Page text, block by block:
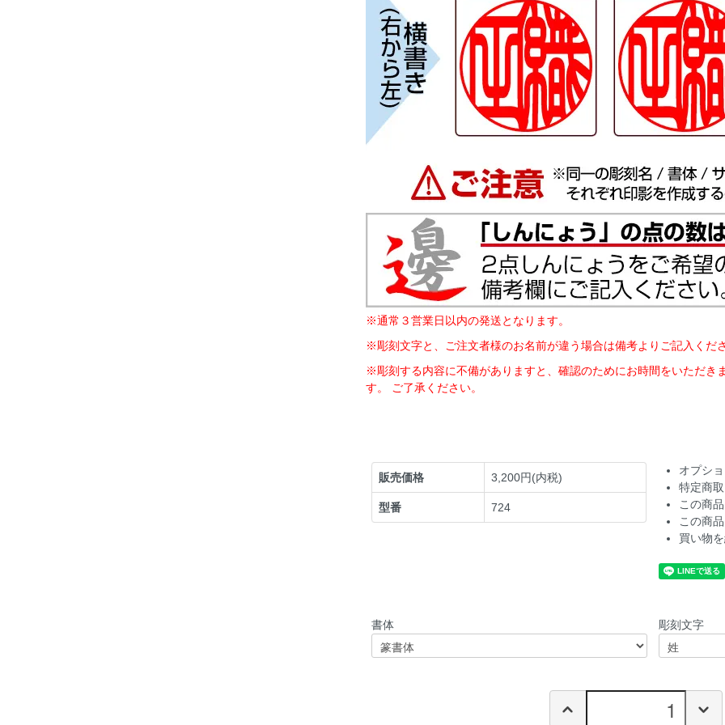
※通常３営業日以内の発送となります。
※彫刻文字と、ご注文者様のお名前が違う場合は備考よりご記入くだ
※彫刻する内容に不備がありますと、確認のためにお時間をいただき
す。 ご了承ください。
販売価格 3,200円(内税)
型番 724
オプシ
特定商
この商
この商
買い物
書体 彫刻文字